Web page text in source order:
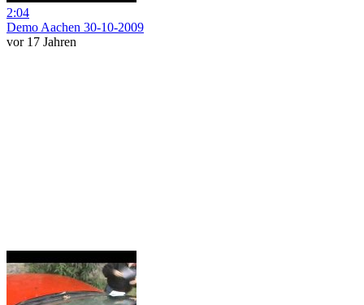
2:04
Demo Aachen 30-10-2009
vor 17 Jahren